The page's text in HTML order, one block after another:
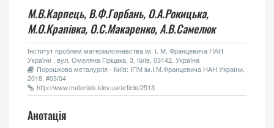
М.В.Карпець, В.Ф.Горбань, О.А.Рокицька,
М.О.Крапівка, О.С.Макаренко, А.В.Самелюк
Інститут проблем матеріалознавства ім. І. М. Францевича НАН
України , вул. Омеляна Пріцака, 3, Київ, 03142, Україна
Порошкова металургія - Київ: ІПМ ім.І.М.Францевича НАН України,
2018, #03/04
http://www.materials.kiev.ua/article/2513
Анотація